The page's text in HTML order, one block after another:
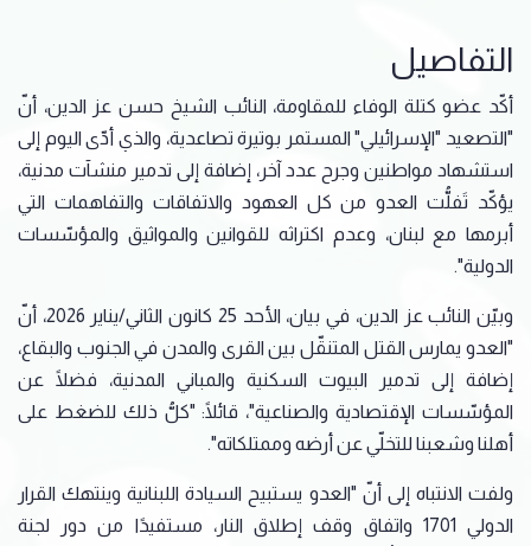
التفاصيل
أكّد عضو كتلة الوفاء للمقاومة، النائب الشيخ حسن عز الدين، أنّ
"التصعيد "الإسرائيلي" المستمر بوتيرة تصاعدية، والذي أدّى اليوم إلى
استشهاد مواطنين وجرح عدد آخر، ‏إضافة إلى تدمير منشآت مدنية،
يؤكّد تَفلُّت العدو من كل العهود والاتفاقات والتفاهمات التي
أبرمها مع لبنان، ‏وعدم اكتراثه للقوانين والمواثيق والمؤسّسات
الدولية".
وبيّن النائب عز الدين، في بيان، الأحد 25 كانون الثاني/يناير 2026، أنّ
"العدو يمارس القتل المتنقّل بين القرى والمدن في الجنوب ‏والبقاع،
إضافة إلى تدمير البيوت السكنية والمباني المدنية، فضلًا عن
المؤسّسات الإقتصادية والصناعية"، قائلًا: "كلُّ ‏ذلك للضغط على
أهلنا وشعبنا للتخلّي عن أرضه وممتلكاته".
ولفت الانتباه إلى أنّ "العدو يستبيح السيادة اللبنانية وينتهك القرار
‏الدولي 1701 واتفاق وقف إطلاق النار، مستفيدًا من دور لجنة